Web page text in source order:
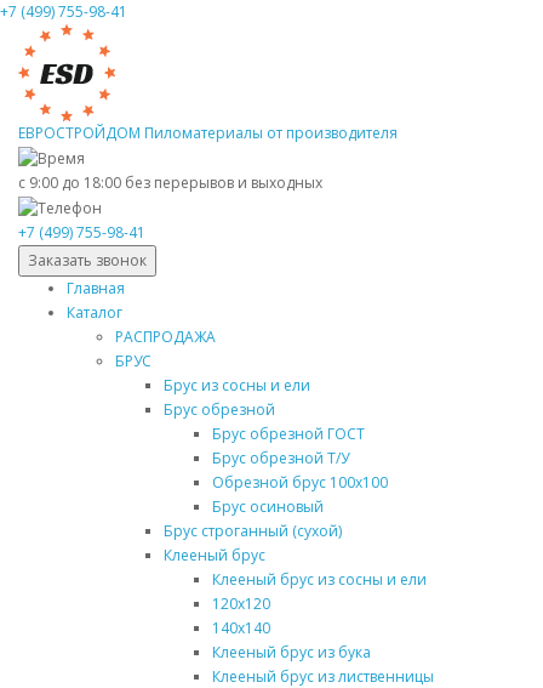
+7 (499) 755-98-41
ЕВРОСТРОЙДОМ Пиломатериалы от производителя
с 9:00 до 18:00 без перерывов и выходных
+7 (499) 755-98-41
Заказать звонок
Главная
Каталог
РАСПРОДАЖА
БРУС
Брус из сосны и ели
Брус обрезной
Брус обрезной ГОСТ
Брус обрезной Т/У
Обрезной брус 100х100
Брус осиновый
Брус строганный (сухой)
Клееный брус
Клееный брус из сосны и ели
120х120
140х140
Клееный брус из бука
Клееный брус из лиственницы